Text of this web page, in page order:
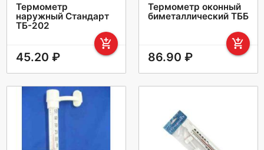
Термометр
наружный Стандарт
ТБ-202
add_shopping_cart
45.20 ₽
Термометр оконный
биметаллический ТББ
add_shopping_cart
86.90 ₽